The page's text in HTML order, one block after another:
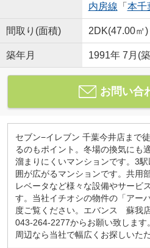
内房線 「 本千
間取り(面積) 2DK(47.00㎡)
築年月 1991年 7月(
お問い合
セブン−イレブン 千葉今井店まで
るのもポイント。冬場の換気にも
溜まりにくいマンションです。3
囲が広がるマンションです。共用
レベータなど様々な設備やサービ
す。当社イチオシの物件の「アー
度ご覧ください。エバンス 蘇我
043-264-2277からお願い致しま
周辺なら当社で幅広くお探しいた